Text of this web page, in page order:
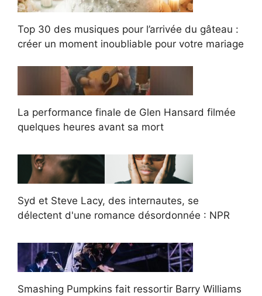
Top 30 des musiques pour l’arrivée du gâteau :
créer un moment inoubliable pour votre mariage
La performance finale de Glen Hansard filmée
quelques heures avant sa mort
Syd et Steve Lacy, des internautes, se
délectent d'une romance désordonnée : NPR
Smashing Pumpkins fait ressortir Barry Williams